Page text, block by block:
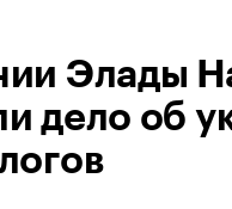
Элады
дело об